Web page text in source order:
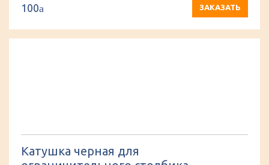
100a ЗАКАЗАТЬ
Катушка черная для